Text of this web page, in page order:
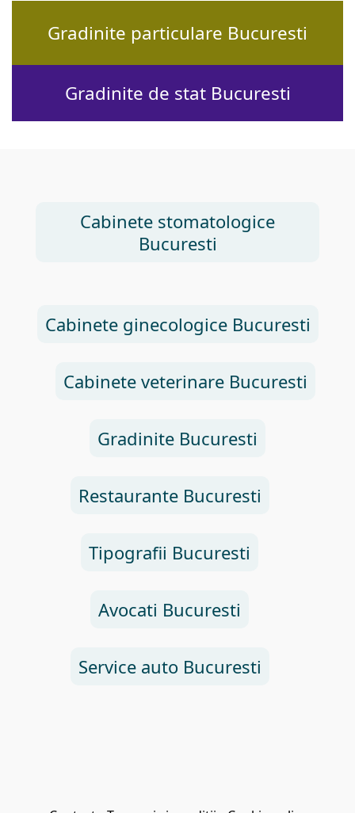
Gradinite particulare Bucuresti
Gradinite de stat Bucuresti
Cabinete stomatologice
Bucuresti
Cabinete ginecologice Bucuresti
Cabinete veterinare Bucuresti
Gradinite Bucuresti
Restaurante Bucuresti
Tipografii Bucuresti
Avocati Bucuresti
Service auto Bucuresti